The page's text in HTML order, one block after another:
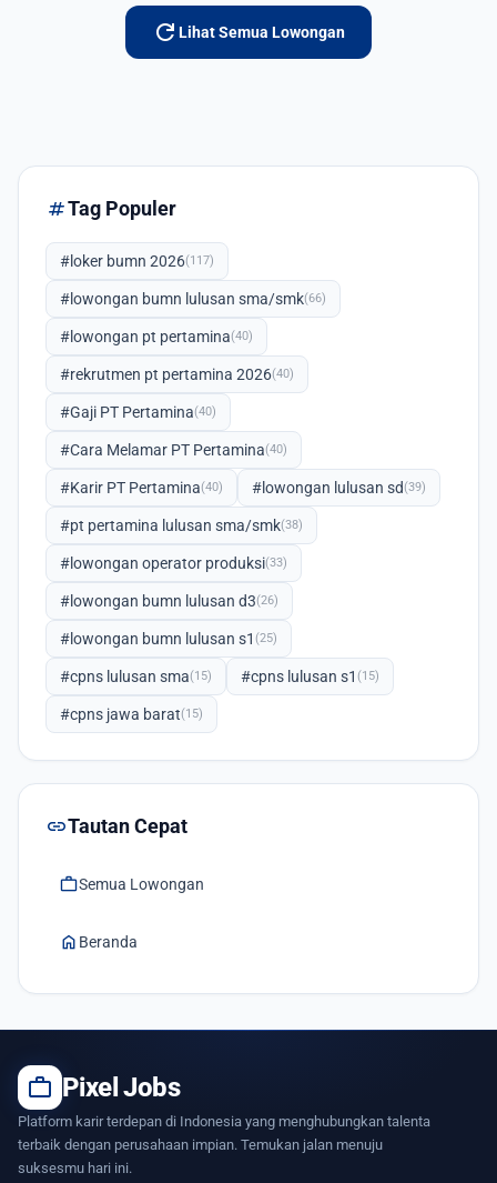
refresh Lihat Semua Lowongan
tagTag Populer
#loker bumn 2026(117)
#lowongan bumn lulusan sma/smk(66)
#lowongan pt pertamina(40)
#rekrutmen pt pertamina 2026(40)
#Gaji PT Pertamina(40)
#Cara Melamar PT Pertamina(40)
#Karir PT Pertamina(40) #lowongan lulusan sd(39)
#pt pertamina lulusan sma/smk(38)
#lowongan operator produksi(33)
#lowongan bumn lulusan d3(26)
#lowongan bumn lulusan s1 (25)
#cpns lulusan sma(15) #cpns lulusan s1 (15)
#cpns jawa barat(15)
linkTautan Cepat
workSemua Lowongan
home Beranda
work Pixel Jobs
Platform karir terdepan di Indonesia yang menghubungkan talenta
terbaik dengan perusahaan impian. Temukan jalan menuju
suksesmu hari ini.